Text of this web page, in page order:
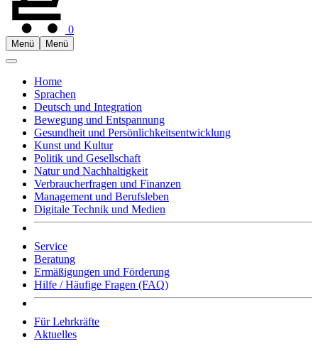
0
Menü Menü
Home
Sprachen
Deutsch und Integration
Bewegung und Entspannung
Gesundheit und Persönlichkeitsentwicklung
Kunst und Kultur
Politik und Gesellschaft
Natur und Nachhaltigkeit
Verbraucherfragen und Finanzen
Management und Berufsleben
Digitale Technik und Medien
Service
Beratung
Ermäßigungen und Förderung
Hilfe / Häufige Fragen (FAQ)
Für Lehrkräfte
Aktuelles